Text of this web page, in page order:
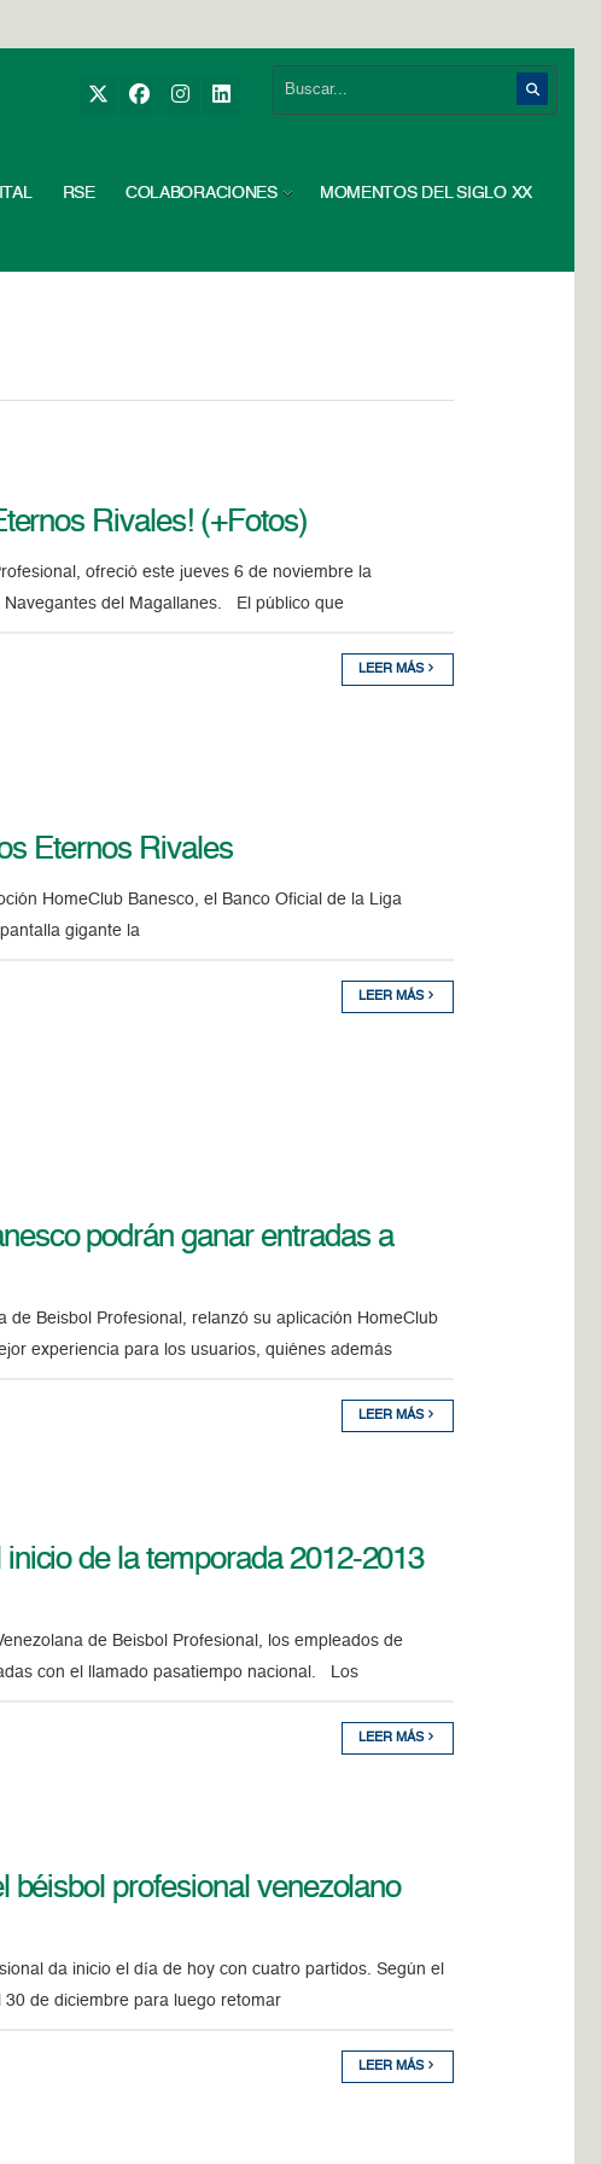
RSE COLABORACIONES MOMENTOS DEL SIGLO XX
Rivales! (+Fotos)
ofreció este jueves 6 de noviembre la
del Magallanes. El público que
LEER MÁS
Eternos Rivales
HomeClub Banesco, el Banco Oficial de la Liga
gigante la
LEER MÁS
podrán ganar entradas a
de Beisbol Profesional, relanzó su aplicación HomeClub
experiencia para los usuarios, quiénes además
LEER MÁS
de la temporada 2012-2013
de Beisbol Profesional, los empleados de
con el llamado pasatiempo nacional. Los
LEER MÁS
béisbol profesional venezolano
da inicio el día de hoy con cuatro partidos. Según el
de diciembre para luego retomar
LEER MÁS